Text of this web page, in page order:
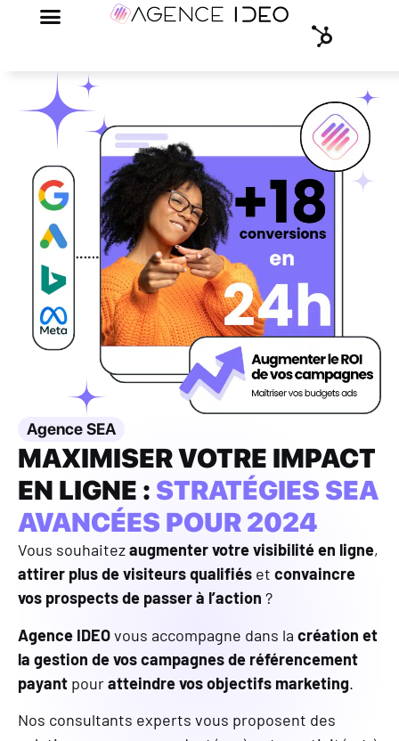
Agence SEA
MAXIMISER VOTRE IMPACT
EN LIGNE : STRATÉGIES SEA
AVANCÉES POUR 2024
Vous souhaitezaugmenter votre visibilité en ligne,
attirer plus de visiteurs qualifiés et convaincre
vos prospects de passer à l’action ?
Agence IDEOvous accompagne dans la création et
la gestion de vos campagnes de référencement
payant pouratteindre vos objectifs marketing.
Nos consultants experts vous proposent des